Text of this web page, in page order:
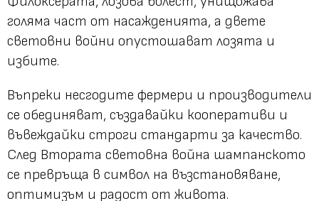
голяма част от насажденията, а двете
световни войни опустошават лозята и
избите.
Въпреки несгодите фермери и производители
се обединяват, създавайки кооперативи и
въвеждайки строги стандарти за качество.
След Втората световна война шампанското
се превръща в символ на възстановяване,
оптимизъм и радост от живота.